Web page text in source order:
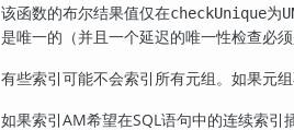
该函数的布尔结果值仅在checkUnique为
是唯一的（并且一个延迟的唯一性检查必
有些索引可能不会索引所有元组。如果元组
如果索引AM希望在SQL语句中的连续索引